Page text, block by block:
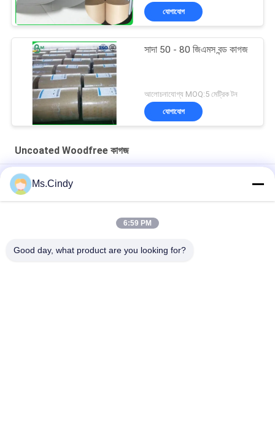
যোগাযোগ
সাদা 50 - 80 জিএমস বন্ড কাগজ
আলোচনাযোগ্য MOQ:5 মেট্রিক টন
যোগাযোগ
Uncoated Woodfree কাগজ
স্কুলের পাঠ্যপুস্তক মুদ্রণের জন্য অসচ্ছল উডফ্রী পেপার সাদা রঙের কালি
সিবি সিএফবি সিএফ 9.5 '' x 11 '' তাপীয় প্রিন্টারের জন্য কার্বনলেস কাগজ এনসিআর পেপার
Ms.Cindy
6:59 PM
Good day, what product are you looking for?